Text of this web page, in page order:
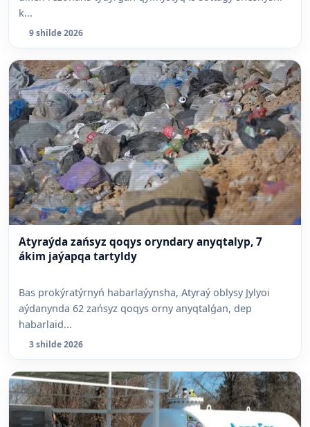
k...
9 shilde 2026
Atyraýda zańsyz qoqys oryndary anyqtalyp, 7
ákim jaýapqa tartyldy
Bas prokýratýrnyń habarlaýynsha, Atyraý oblysy Jylyoi
aýdanynda 62 zańsyz qoqys orny anyqtalǵan, dep
habarlaid...
3 shilde 2026